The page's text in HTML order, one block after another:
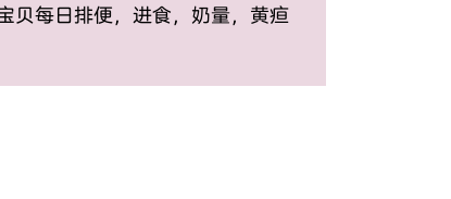
贝每日排便，进食，奶量，黄疸